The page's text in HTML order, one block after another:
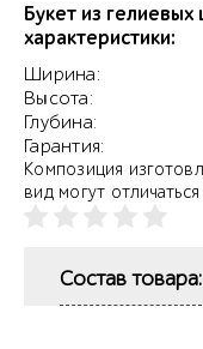
Букет из
характеристики:
Ширина:
Высота:
Глубина:
Гарантия:
Композиция
вид могут
Состав товара: